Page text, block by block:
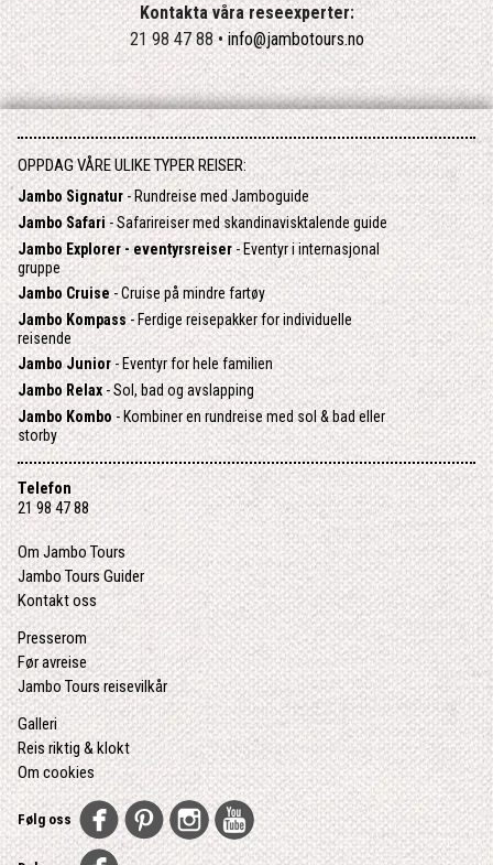
Kontakta våra reseexperter:
21 98 47 88 •info@jambotours.no
OPPDAG VÅRE ULIKE TYPER REISER:
Jambo Signatur- Rundreise med Jamboguide
Jambo Safari- Safarireiser med skandinavisktalende guide
Jambo Explorer - eventyrsreiser- Eventyr i internasjonal
gruppe
Jambo Cruise- Cruise på mindre fartøy
Jambo Kompass- Ferdige reisepakker for individuelle
reisende
Jambo Junior- Eventyr for hele familien
Jambo Relax- Sol, bad og avslapping
Jambo Kombo- Kombiner en rundreise med sol & bad eller
storby
Telefon
21 98 47 88
Om Jambo Tours
Jambo Tours Guider
Kontakt oss
Presserom
Før avreise
Jambo Tours reisevilkår
Galleri
Reis riktig & klokt
Om cookies
Følg oss